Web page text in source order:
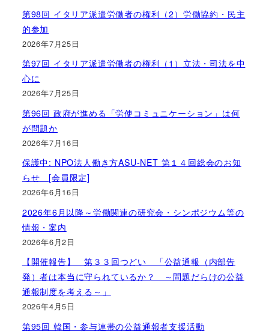
第98回 イタリア派遣労働者の権利（2）労働協約・民主
的参加
2026年7月25日
第97回 イタリア派遣労働者の権利（1）立法・司法を中
心に
2026年7月25日
第96回 政府が進める「労使コミュニケーション」は何
が問題か
2026年7月16日
保護中: NPO法人働き方ASU-NET 第１４回総会のお知
らせ [会員限定]
2026年6月16日
2026年6月以降～労働関連の研究会・シンポジウム等の
情報・案内
2026年6月2日
【開催報告】 第３３回つどい 「公益通報（内部告
発）者は本当に守られているか？ ～問題だらけの公益
通報制度を考える～」
2026年4月5日
第95回 韓国・参与連帯の公益通報者支援活動